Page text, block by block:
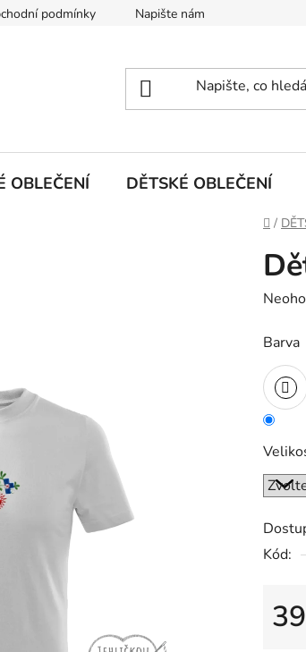
podmínky Napište nám
OBLEČENÍ DĚTSKÉ OBLEČENÍ
Domů
/
je
0,0
z
5
Barva
Kód: